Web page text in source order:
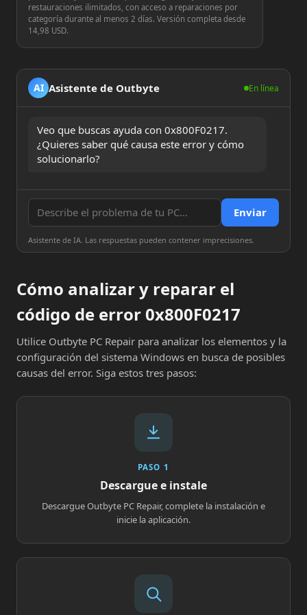
restauraciones ilimitados, con acceso a reparaciones por
categoría durante al menos 2 días. Versión completa desde
14,98 USD.
AI Asistente de Outbyte En línea
Veo que buscas ayuda con 0x800F0217.
¿Quieres saber qué causa este error y cómo
solucionarlo?
Enviar
Asistente de IA. Las respuestas pueden contener imprecisiones.
Cómo analizar y reparar el
código de error 0x800F0217
Utilice Outbyte PC Repair para analizar los elementos y la
configuración del sistema Windows en busca de posibles
causas del error. Siga estos tres pasos:
PASO 1
Descargue e instale
Descargue Outbyte PC Repair, complete la instalación e
inicie la aplicación.